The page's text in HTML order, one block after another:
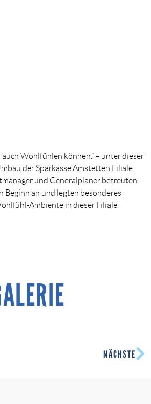
auch Wohlfühlen können.” – unter dieser
der Sparkasse Amstetten Filiale
und Generalplaner betreuten
Beginn an und legten besonderes
Ambiente in dieser Filiale.
NÄCHSTE